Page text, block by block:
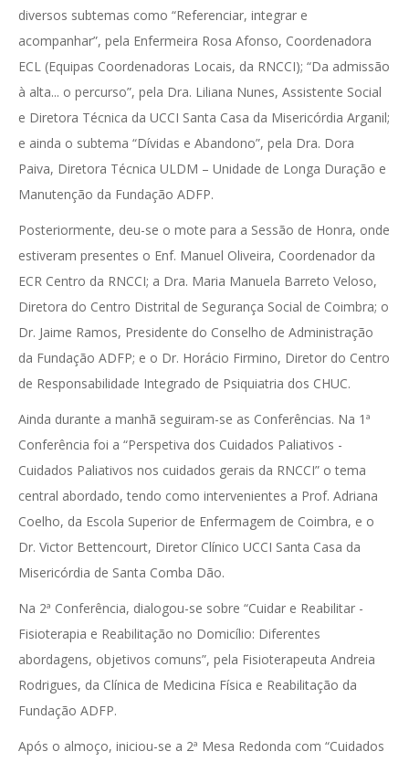
diversos subtemas como “Referenciar, integrar e
acompanhar”, pela Enfermeira Rosa Afonso, Coordenadora
ECL (Equipas Coordenadoras Locais, da RNCCI); “Da admissão
à alta... o percurso”, pela Dra. Liliana Nunes, Assistente Social
e Diretora Técnica da UCCI Santa Casa da Misericórdia Arganil;
e ainda o subtema “Dívidas e Abandono”, pela Dra. Dora
Paiva, Diretora Técnica ULDM – Unidade de Longa Duração e
Manutenção da Fundação ADFP.
Posteriormente, deu-se o mote para a Sessão de Honra, onde
estiveram presentes o Enf. Manuel Oliveira, Coordenador da
ECR Centro da RNCCI; a Dra. Maria Manuela Barreto Veloso,
Diretora do Centro Distrital de Segurança Social de Coimbra; o
Dr. Jaime Ramos, Presidente do Conselho de Administração
da Fundação ADFP; e o Dr. Horácio Firmino, Diretor do Centro
de Responsabilidade Integrado de Psiquiatria dos CHUC.
Ainda durante a manhã seguiram-se as Conferências. Na 1ª
Conferência foi a “Perspetiva dos Cuidados Paliativos -
Cuidados Paliativos nos cuidados gerais da RNCCI” o tema
central abordado, tendo como intervenientes a Prof. Adriana
Coelho, da Escola Superior de Enfermagem de Coimbra, e o
Dr. Victor Bettencourt, Diretor Clínico UCCI Santa Casa da
Misericórdia de Santa Comba Dão.
Na 2ª Conferência, dialogou-se sobre “Cuidar e Reabilitar -
Fisioterapia e Reabilitação no Domicílio: Diferentes
abordagens, objetivos comuns”, pela Fisioterapeuta Andreia
Rodrigues, da Clínica de Medicina Física e Reabilitação da
Fundação ADFP.
Após o almoço, iniciou-se a 2ª Mesa Redonda com “Cuidados